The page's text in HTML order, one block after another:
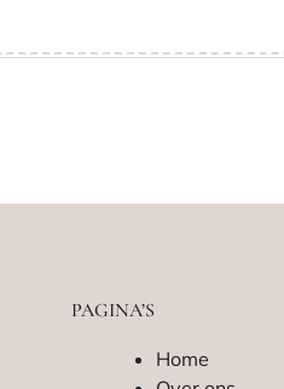
PAGINA’S
Home